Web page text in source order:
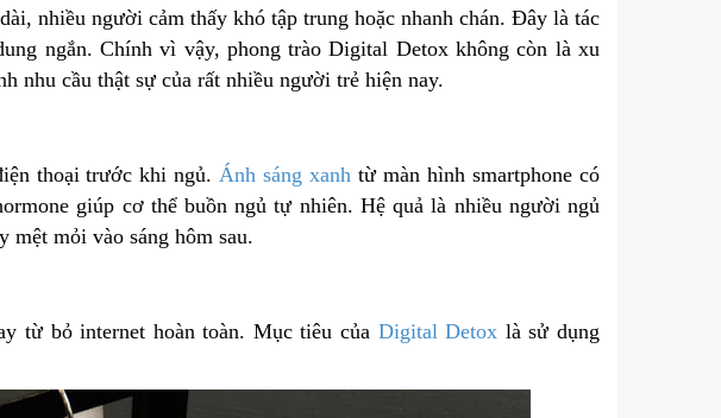
nhiều người cảm thấy khó tập trung hoặc nhanh chán. Đây là tác
ngắn. Chính vì vậy, phong trào Digital Detox không còn là xu
nhu cầu thật sự của rất nhiều người trẻ hiện nay.
thoại trước khi ngủ.Ánh sáng xanh từ màn hình smartphone có
giúp cơ thể buồn ngủ tự nhiên. Hệ quả là nhiều người ngủ
mệt mỏi vào sáng hôm sau.
từ bỏ internet hoàn toàn. Mục tiêu của Digital Detox là sử dụng